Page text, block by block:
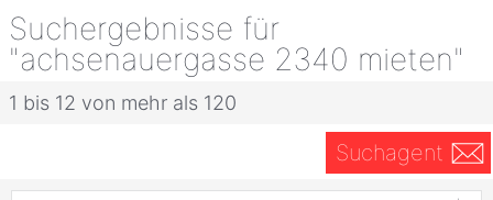
Suchergebnisse für
"achsenauergasse 2340 mieten"
1 bis 12 von mehr als 120
Suchagent